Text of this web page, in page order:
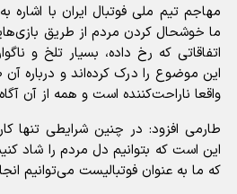
مهاجم تیم ملی فوتبال ایران با اشاره
ما خوشحال کردن مردم از طریق
اتفاقاتی که رخ داده، بسیار تلخ و
این موضوع را درک کرده‌اند و درباره
واقعا ناراحت‌کننده است و همه از آن
طارمی افزود: در چنین شرایطی تنها
این است که بتوانیم دل مردم را شاد
که ما به عنوان فوتبالیست می‌توانیم